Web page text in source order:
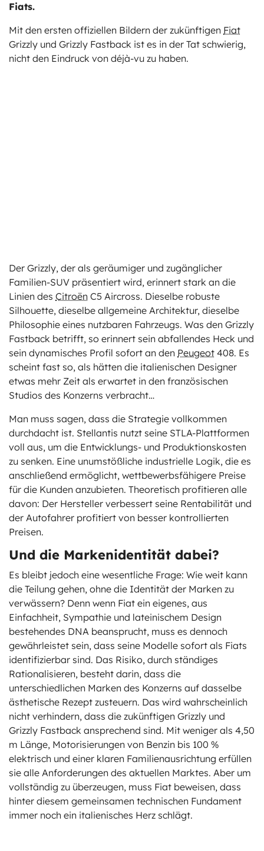
Fiats.
Mit den ersten offiziellen Bildern der zukünftigen Fiat
Grizzly und Grizzly Fastback ist es in der Tat schwierig,
nicht den Eindruck von déjà-vu zu haben.
Der Grizzly, der als geräumiger und zugänglicher
Familien-SUV präsentiert wird, erinnert stark an die
Linien des Citroën C5 Aircross. Dieselbe robuste
Silhouette, dieselbe allgemeine Architektur, dieselbe
Philosophie eines nutzbaren Fahrzeugs. Was den Grizzly
Fastback betrifft, so erinnert sein abfallendes Heck und
sein dynamisches Profil sofort an den Peugeot 408. Es
scheint fast so, als hätten die italienischen Designer
etwas mehr Zeit als erwartet in den französischen
Studios des Konzerns verbracht…
Man muss sagen, dass die Strategie vollkommen
durchdacht ist. Stellantis nutzt seine STLA-Plattformen
voll aus, um die Entwicklungs- und Produktionskosten
zu senken. Eine unumstößliche industrielle Logik, die es
anschließend ermöglicht, wettbewerbsfähigere Preise
für die Kunden anzubieten. Theoretisch profitieren alle
davon: Der Hersteller verbessert seine Rentabilität und
der Autofahrer profitiert von besser kontrollierten
Preisen.
Und die Markenidentität dabei?
Es bleibt jedoch eine wesentliche Frage: Wie weit kann
die Teilung gehen, ohne die Identität der Marken zu
verwässern? Denn wenn Fiat ein eigenes, aus
Einfachheit, Sympathie und lateinischem Design
bestehendes DNA beansprucht, muss es dennoch
gewährleistet sein, dass seine Modelle sofort als Fiats
identifizierbar sind. Das Risiko, durch ständiges
Rationalisieren, besteht darin, dass die
unterschiedlichen Marken des Konzerns auf dasselbe
ästhetische Rezept zusteuern. Das wird wahrscheinlich
nicht verhindern, dass die zukünftigen Grizzly und
Grizzly Fastback ansprechend sind. Mit weniger als 4,50
m Länge, Motorisierungen von Benzin bis 100 %
elektrisch und einer klaren Familienausrichtung erfüllen
sie alle Anforderungen des aktuellen Marktes. Aber um
vollständig zu überzeugen, muss Fiat beweisen, dass
hinter diesem gemeinsamen technischen Fundament
immer noch ein italienisches Herz schlägt.